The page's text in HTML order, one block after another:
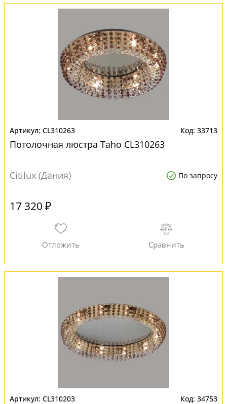
CL310263 33713
Потолочная люстра Taho CL310263
Citilux (Дания) По запросу
17 320 ₽
CL310203 34753